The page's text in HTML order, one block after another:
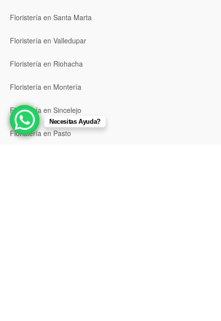
Floristería en Santa Marta
Floristería en Valledupar
Floristería en Riohacha
Floristería en Montería
Floristería en Sincelejo
Floristería en Pasto
Necesitas Ayuda?